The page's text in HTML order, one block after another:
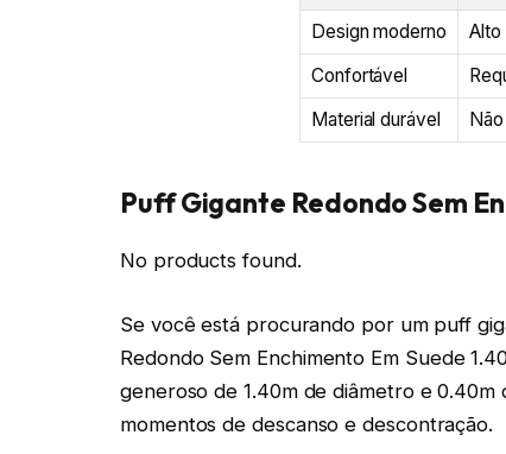
Design moderno
Alto
Confortável
Material durável
Puff Gigante Redondo Sem
No products found.
Se você está procurando por um puff
Redondo Sem Enchimento Em Suede
generoso de 1.40m de diâmetro e
momentos de descanso e descontração.